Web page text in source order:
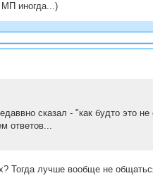
МП иногда...)
сказал - "как будто это
ответов...
Тогда лучше вообще не